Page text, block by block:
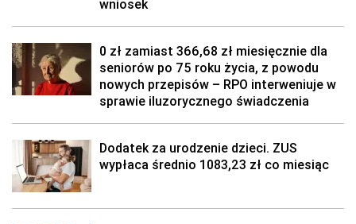
wniosek
0 zł zamiast 366,68 zł miesięcznie dla
seniorów po 75 roku życia, z powodu
nowych przepisów – RPO interweniuje w
sprawie iluzorycznego świadczenia
Dodatek za urodzenie dzieci. ZUS
wypłaca średnio 1083,23 zł co miesiąc